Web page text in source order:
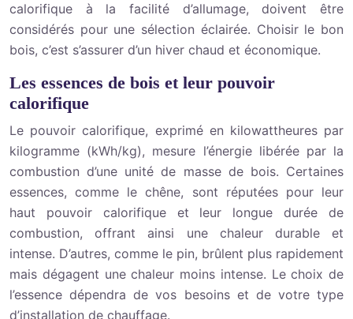
calorifique à la facilité d’allumage, doivent être
considérés pour une sélection éclairée. Choisir le bon
bois, c’est s’assurer d’un hiver chaud et économique.
Les essences de bois et leur pouvoir
calorifique
Le pouvoir calorifique, exprimé en kilowattheures par
kilogramme (kWh/kg), mesure l’énergie libérée par la
combustion d’une unité de masse de bois. Certaines
essences, comme le chêne, sont réputées pour leur
haut pouvoir calorifique et leur longue durée de
combustion, offrant ainsi une chaleur durable et
intense. D’autres, comme le pin, brûlent plus rapidement
mais dégagent une chaleur moins intense. Le choix de
l’essence dépendra de vos besoins et de votre type
d’installation de chauffage.